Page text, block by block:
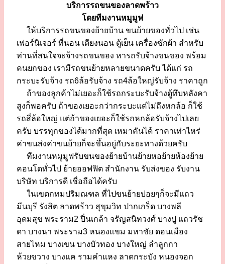
บริการรถขนของลาดพร้าว
โดยทีมงานหมูมูฟ
ให้บริการรถขนของย้ายบ้าน ขนย้ายของทั่วไป เช่น
เฟอร์นิเจอร์ ที่นอน เตียงนอน ตู้เย็น เครื่องซักผ้า สำหรับ
ท่านที่สนใจจะจ้างรถขนของ หารถรับจ้างขนของ พร้อม
คนยกของ เรามีรถขนย้ายหลายขนาดครับ ได้แก่ รถ
กระบะรับจ้าง รถ6ล้อรับจ้าง รถ4ล้อใหญ่รับจ้าง ราคาถูก
ถ้าของลูกค้าไม่เยอะก็ใช้รถกระบะรับจ้างตู้ทึบหลังคา
สูงก็พอครับ ถ้าของเยอะกว่ากระบะแต่ไม่ถึงหกล้อ ก็ใช้
รถสี่ล้อใหญ่ แต่ถ้าของเยอะก็ใช้รถหกล้อรับจ้างไปเลย
ครับ บรรทุกของได้มากที่สุด เหมาคันได้ ราคาเท่าไหร่
ค่าขนส่งค่าขนย้ายก็จะขึ้นอยู่กับระยะทางด้วยครับ
ทีมงานหมูมูฟรับขนของย้ายบ้านย้ายหอย้ายห้องย้าย
คอนโดทั่วไป ย้ายออฟฟิต สำนักงาน รับส่งของ รับงาน
บริษัท บริการดี เชื่อถือได้ครับ
ในเขตกทมปริมณฑล ที่ไปขนย้ายบ่อยๆก็จะมีแถว
มีนบุรี รังสิต ลาดพร้าว สุขุมวิท ปากเกร็ด บางพลี
อุดมสุข พระราม2 ปิ่นเกล้า จรัญสนิทวงศ์ บางปู แถวรัช
ดา บางนา พระราม3 หนองแขม มหาชัย ดอนเมือง
สายไหม บางเขน บางบัวทอง บางใหญ่ ลำลูกกา
ห้วยขวาง บางแค รามคำแหง ลาดกระบัง หนองจอก